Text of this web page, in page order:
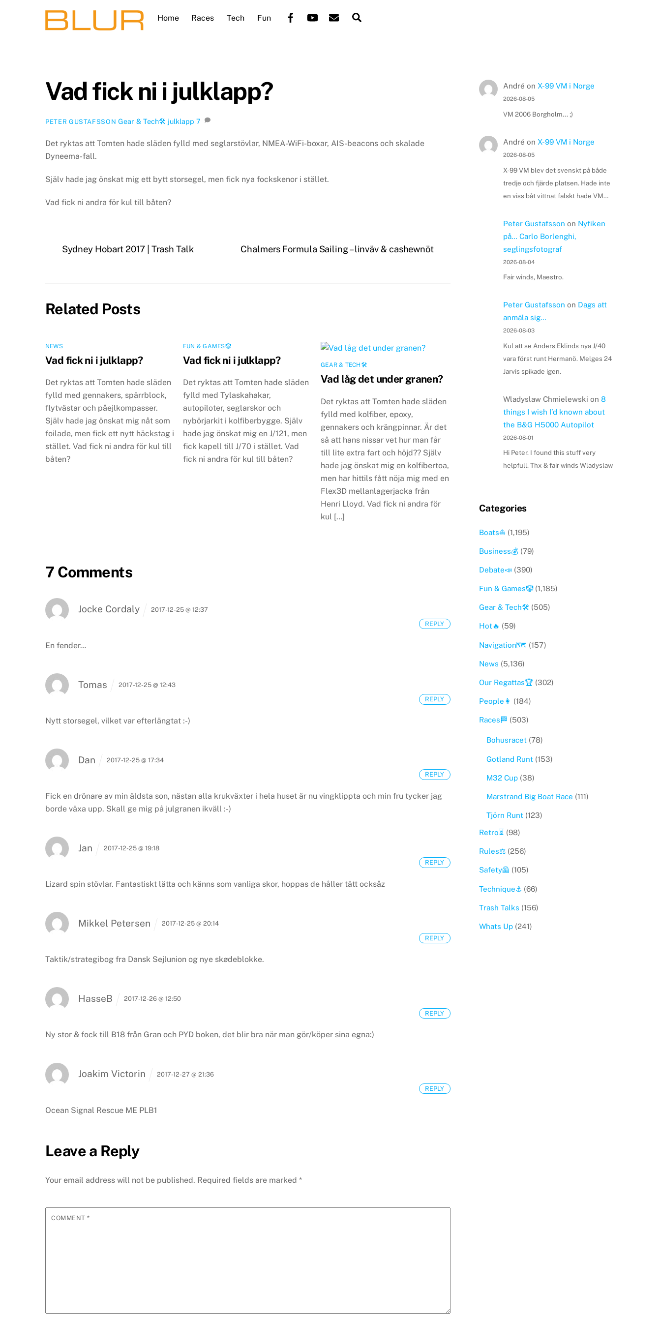
FacebookYouTubeMail
Home Races Tech Fun
Vad fick ni i julklapp?
PETER GUSTAFSSON Gear & Tech🛠 julklapp 7
Det ryktas att Tomten hade släden fylld med seglarstövlar, NMEA-WiFi-boxar, AIS-beacons och skalade
Dyneema-fall.
Själv hade jag önskat mig ett bytt storsegel, men fick nya fockskenor i stället.
Vad fick ni andra för kul till båten?
Sydney Hobart 2017 | Trash Talk Chalmers Formula Sailing – linväv & cashewnöt
Related Posts
NEWS
Vad fick ni i julklapp?
Det ryktas att Tomten hade släden
fylld med gennakers, spärrblock,
flytvästar och påejlkompasser.
Själv hade jag önskat mig nåt som
foilade, men fick ett nytt häckstag i
stället. Vad fick ni andra för kul till
båten?
FUN & GAMES🤡
Vad fick ni i julklapp?
Det ryktas att Tomten hade släden
fylld med Tylaskahakar,
autopiloter, seglarskor och
nybörjarkit i kolfiberbygge. Själv
hade jag önskat mig en J/121, men
fick kapell till J/70 i stället. Vad
fick ni andra för kul till båten?
GEAR & TECH🛠
Vad låg det under granen?
Det ryktas att Tomten hade släden
fylld med kolfiber, epoxy,
gennakers och krängpinnar. Är det
så att hans nissar vet hur man får
till lite extra fart och höjd?? Själv
hade jag önskat mig en kolfibertoa,
men har hittils fått nöja mig med en
Flex3D mellanlagerjacka från
Henri Lloyd. Vad fick ni andra för
kul […]
7 Comments
Jocke Cordaly 2017-12-25 @ 12:37
En fender…
REPLY
Tomas 2017-12-25 @ 12:43
Nytt storsegel, vilket var efterlängtat :-)
REPLY
Dan 2017-12-25 @ 17:34
Fick en drönare av min äldsta son, nästan alla krukväxter i hela huset är nu vingklippta och min fru tycker jag
borde växa upp. Skall ge mig på julgranen ikväll :-)
REPLY
Jan 2017-12-25 @ 19:18
Lizard spin stövlar. Fantastiskt lätta och känns som vanliga skor, hoppas de håller tätt ocksåz
REPLY
Mikkel Petersen 2017-12-25 @ 20:14
Taktik/strategibog fra Dansk Sejlunion og nye skødeblokke.
REPLY
HasseB 2017-12-26 @ 12:50
Ny stor & fock till B18 från Gran och PYD boken, det blir bra när man gör/köper sina egna:)
REPLY
Joakim Victorin 2017-12-27 @ 21:36
Ocean Signal Rescue ME PLB1
REPLY
Leave a Reply
Your email address will not be published. Required fields are marked *
COMMENT*
André on X-99 VM i Norge
2026-08-05
VM 2006 Borgholm... ;)
André on X-99 VM i Norge
2026-08-05
X-99 VM blev det svenskt på både
tredje och fjärde platsen. Hade inte
en viss båt vittnat falskt hade VM…
Peter Gustafsson on Nyfiken
på… Carlo Borlenghi,
seglingsfotograf
2026-08-04
Fair winds, Maestro.
Peter Gustafsson on Dags att
anmäla sig…
2026-08-03
Kul att se Anders Eklinds nya J/40
vara först runt Hermanö. Melges 24
Jarvis spikade igen.
Wladyslaw Chmielewski on 8
things I wish I’d known about
the B&G H5000 Autopilot
2026-08-01
Hi Peter. I found this stuff very
helpfull. Thx & fair winds Wladyslaw
Categories
Boats⛵️ (1,195)
Business💰 (79)
Debate📣(390)
Fun & Games🤡(1,185)
Gear & Tech🛠 (505)
Hot🔥 (59)
Navigation🗺 (157)
News (5,136)
Our Regattas🏆 (302)
People👩 (184)
Races🏁 (503)
Bohusracet(78)
Gotland Runt(153)
M32 Cup(38)
Marstrand Big Boat Race (111)
Tjörn Runt(123)
Retro⏳ (98)
Rules⚖️(256)
Safety🦺 (105)
Technique⚓️ (66)
Trash Talks (156)
Whats Up(241)
To